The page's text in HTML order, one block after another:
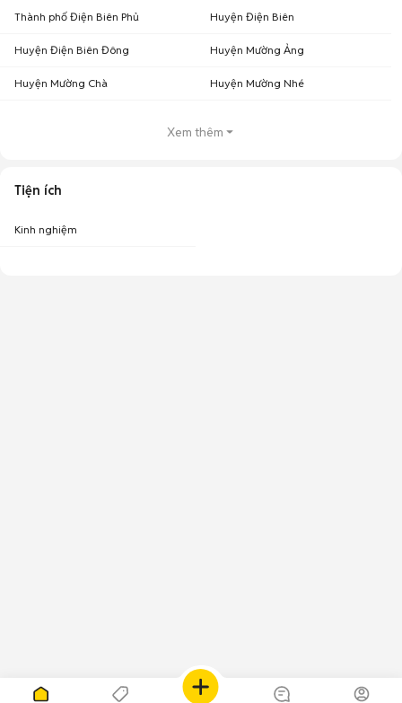
Thành phố Điện Biên Phủ Huyện Điện Biên
Huyện Điện Biên Đông Huyện Mường Ảng
Huyện Mường Chà Huyện Mường Nhé
Xem thêm
Tiện ích
Kinh nghiệm